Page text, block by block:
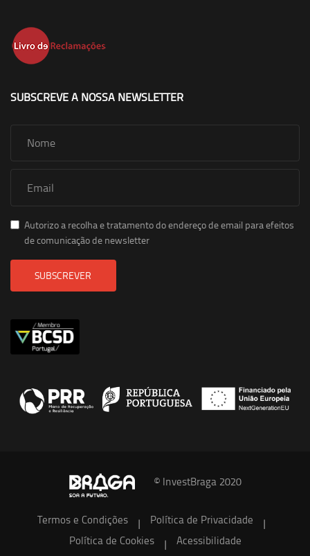
SUBSCREVE A NOSSA NEWSLETTER
Autorizo a recolha e tratamento do endereço de email para efeitos
de comunicação de newsletter
SUBSCREVER
© InvestBraga 2020
Termos e Condições | Política de Privacidade |
Política de Cookies | Acessibilidade